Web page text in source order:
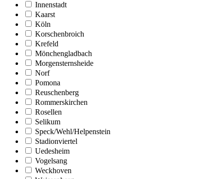
Innenstadt
Kaarst
Köln
Korschenbroich
Krefeld
Mönchengladbach
Morgensternsheide
Norf
Pomona
Reuschenberg
Rommerskirchen
Rosellen
Selikum
Speck/Wehl/Helpenstein
Stadionviertel
Uedesheim
Vogelsang
Weckhoven